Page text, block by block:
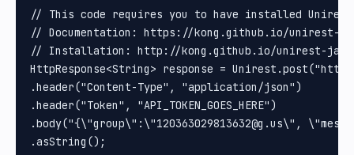
// This code requires you to have installed Unirest
// Documentation: https://kong.github.io/unirest-
// Installation: http://kong.github.io/unirest-
HttpResponse<String> response =
.header("Content-Type", "application/json")
.header("Token", "API_TOKEN_GOES_HERE")
.body("{\"group\":\"120363029813632@g.us\",